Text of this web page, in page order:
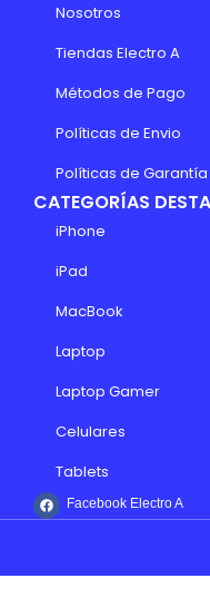
Nosotros
Tiendas Electro A
Métodos de Pago
Políticas de Envio
Políticas de Garantía
CATEGORÍAS
iPhone
iPad
MacBook
Laptop
Laptop Gamer
Celulares
Tablets
Facebook Electro A